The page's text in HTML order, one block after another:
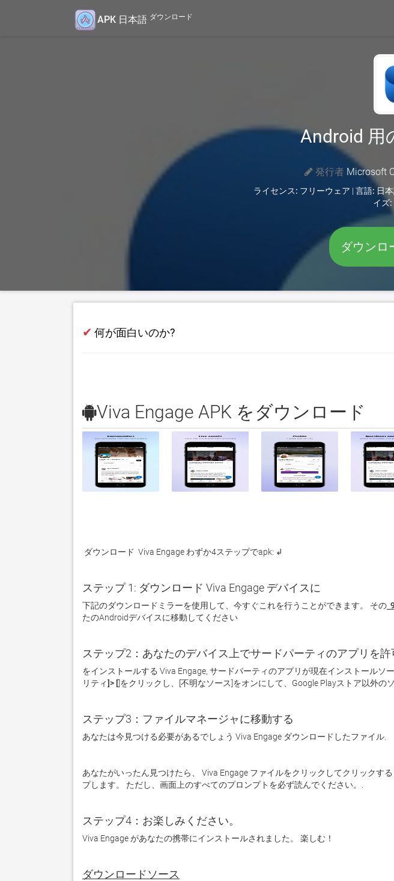
APK 日本語 ダウンロード
Android 用
発行者 Microsoft
ライセンス: フリーウェア | 言語: 日
イズ:
ダウンロ
✔ 何が面白いのか?
Viva Engage APK をダウンロード
ダウンロード  Viva Engage わずか4ステップでapk: ↲
ステップ 1: ダウンロード Viva Engage デバイスに
下記のダウンロードミラーを使用して、今すぐこれを行うことができます。 その
たのAndroidデバイスに移動してください
ステップ2：あなたのデバイス上でサードパーティのアプリを許
をインストールする Viva Engage, サードパーティのアプリが現在インストール
リティ]> []をクリックし、[不明なソース]をオンにして、Google Playストア以外の
ステップ3：ファイルマネージャに移動する
あなたは今見つける必要があるでしょう Viva Engage ダウンロードしたファイル.
あなたがいったん見つけたら、 Viva Engage ファイルをクリックしてクリックす
プします。 ただし、画面上のすべてのプロンプトを必ず読んでください。.
ステップ4：お楽しみください。
Viva Engage があなたの携帯にインストールされました。 楽しむ！
ダウンロードソース